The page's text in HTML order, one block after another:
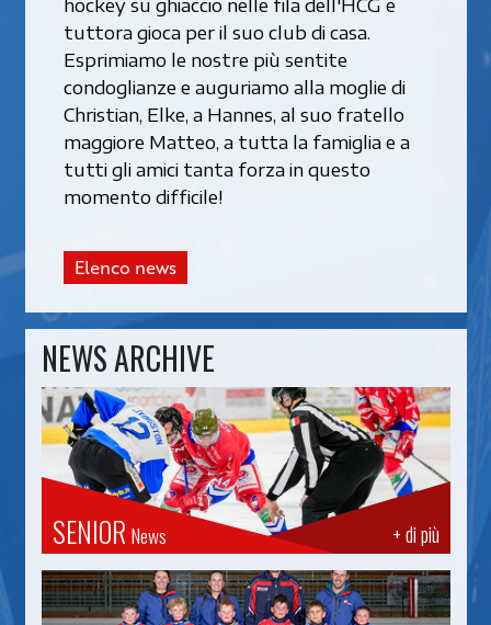
tuttora gioca per il suo club di casa.
Esprimiamo le nostre più sentite
condoglianze e auguriamo alla moglie di
Christian, Elke, a Hannes, al suo fratello
maggiore Matteo, a tutta la famiglia e a
tutti gli amici tanta forza in questo
momento difficile!
Elenco news
NEWS ARCHIVE
+ di più
SENIOR News